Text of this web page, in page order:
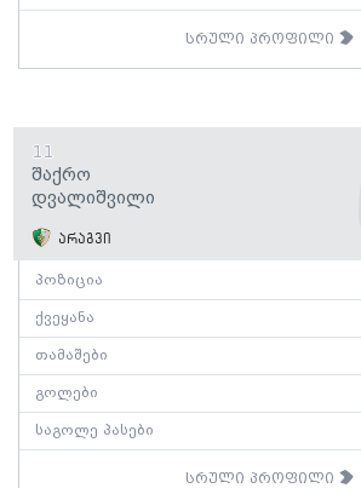
სრული პროფილი
11
Შაქრო
Დვალიშვილი
არაგვი
პოზიცია
ქვეყანა
თამაშები
გოლები
საგოლე პასები
სრული პროფილი